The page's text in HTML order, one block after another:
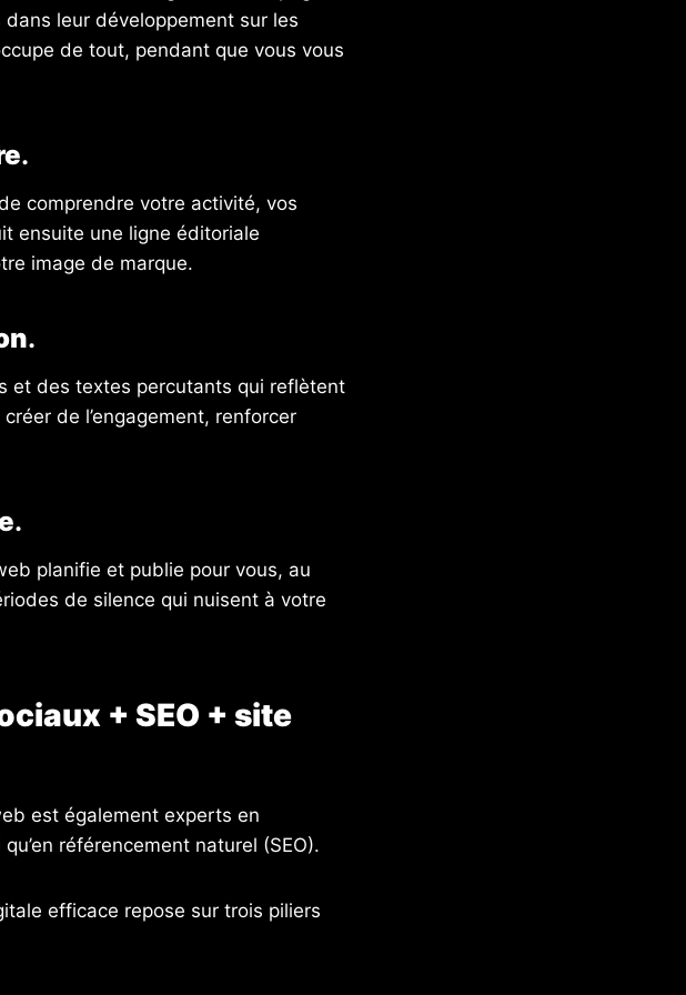
leur développement sur les
de tout, pendant que vous vous
.
comprendre votre activité, vos
ensuite une ligne éditoriale
image de marque.
.
et des textes percutants qui reflètent
de l’engagement, renforcer
.
planifie et publie pour vous, au
de silence qui nuisent à votre
+ SEO + site
est également experts en
référencement naturel (SEO).
efficace repose sur trois piliers